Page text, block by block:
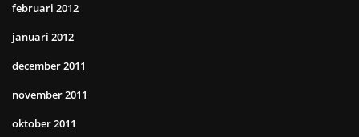
februari 2012
januari 2012
december 2011
november 2011
oktober 2011